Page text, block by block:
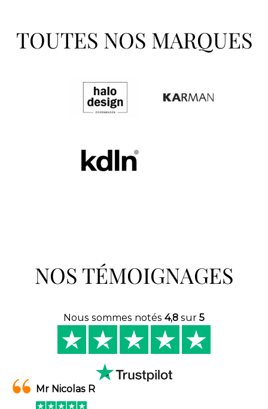
TOUTES NOS MARQUES
NOS TÉMOIGNAGES
Nous sommes notés 4,8 sur 5
Mr Nicolas R